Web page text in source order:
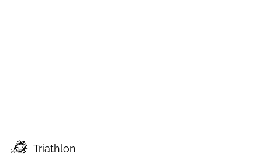
Triathlon